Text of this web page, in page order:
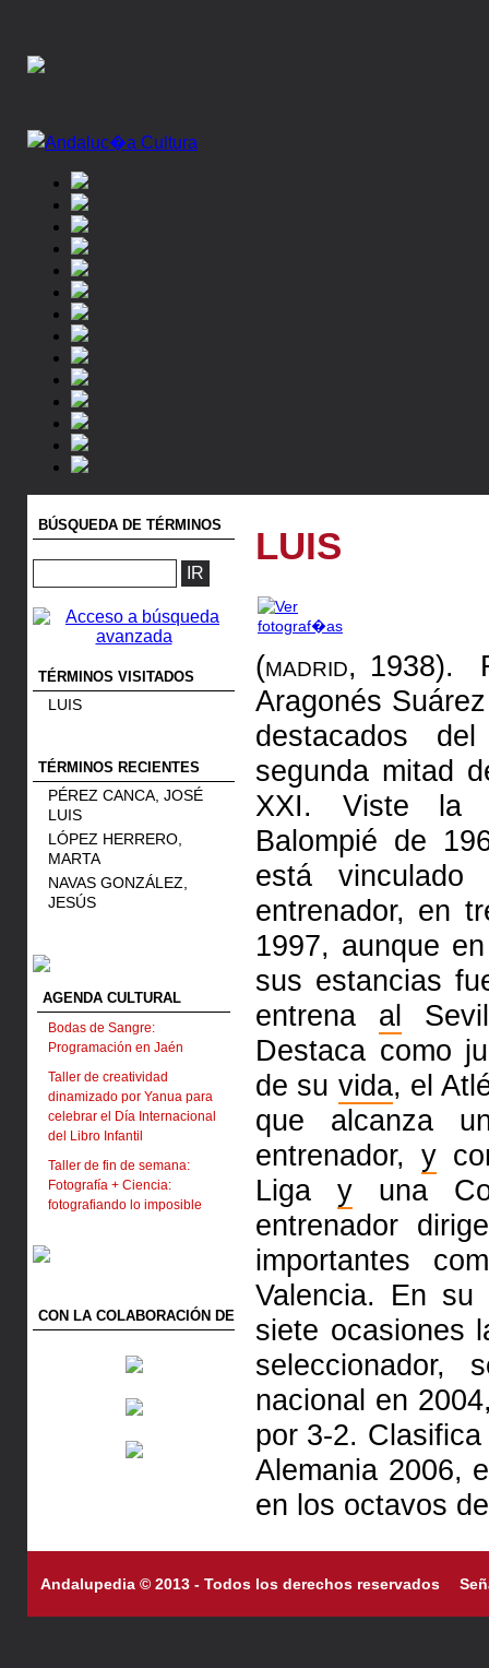
BÚSQUEDA DE TÉRMINOS
TÉRMINOS VISITADOS
LUIS
TÉRMINOS RECIENTES
PÉREZ CANCA, JOSÉ
LUIS
LÓPEZ HERRERO,
MARTA
NAVAS GONZÁLEZ,
JESÚS
AGENDA CULTURAL
Bodas de Sangre:
Programación en Jaén
Taller de creatividad
dinamizado por Yanua para
celebrar el Día Internacional
del Libro Infantil
Taller de fin de semana:
Fotografía + Ciencia:
fotografiando lo imposible
CON LA COLABORACIÓN DE
LUIS
(madrid, 1938).
Aragonés
destacados
segunda mitad
XXI. Viste la
Balompié de
está vinculado
entrenador, en
1997, aunque
sus estancias
entrena al
Destaca como
de su vida, el
que alcanza
entrenador,y
Liga y una
entrenador
importantes
Valencia. En
siete ocasiones
seleccionador,
nacional en
por 3-2. Clasifica
Alemania 2006,
en los octavos
Andalupedia © 2013 - Todos los derechos reservados